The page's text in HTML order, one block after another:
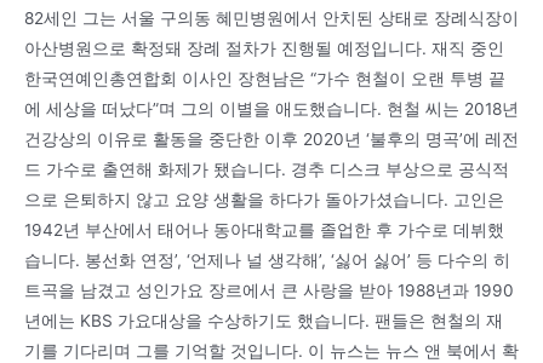
82세인 그는 서울 구의동 혜민병원에서 안치된 상태로 장례식장이
아산병원으로 확정돼 장례 절차가 진행될 예정입니다. 재직 중인
한국연예인총연합회 이사인 장현남은 “가수 현철이 오랜 투병 끝
에 세상을 떠났다”며 그의 이별을 애도했습니다. 현철 씨는 2018년
건강상의 이유로 활동을 중단한 이후 2020년 ‘불후의 명곡’에 레전
드 가수로 출연해 화제가 됐습니다. 경추 디스크 부상으로 공식적
으로 은퇴하지 않고 요양 생활을 하다가 돌아가셨습니다. 고인은
1942년 부산에서 태어나 동아대학교를 졸업한 후 가수로 데뷔했
습니다. 봉선화 연정’, ‘언제나 널 생각해’, ‘싫어 싫어’ 등 다수의 히
트곡을 남겼고 성인가요 장르에서 큰 사랑을 받아 1988년과 1990
년에는 KBS 가요대상을 수상하기도 했습니다. 팬들은 현철의 재
기를 기다리며 그를 기억할 것입니다. 이 뉴스는 뉴스 앤 북에서 확